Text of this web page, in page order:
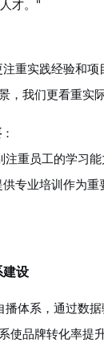
才。"
重实践经验和
，我们更看重实
：
重员工的学习能
专业培训作为重
建设
体系，通过数据
使品牌转化率提